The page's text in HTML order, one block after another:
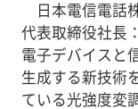
日本電信電話
代表取締役社長
電子デバイスと
生成する新技術
ている光強度変